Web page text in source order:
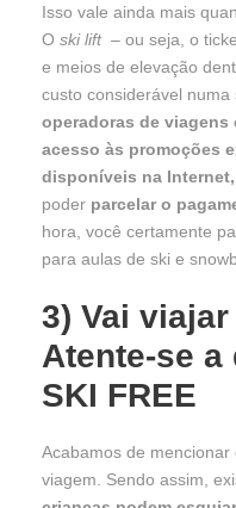
Isso vale ainda mais
O ski lift – ou seja, o
e meios de elevação
custo considerável numa
operadoras de
acesso às promoções
disponíveis na Internet,
poder parcelar o
hora, você certamente
para aulas de ski e
3) Vai
Atente-se a
SKI FREE
Acabamos de mencionar
viagem. Sendo assim,